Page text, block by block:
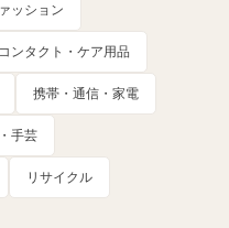
ッション
ンタクト・ケア用品
携帯・通信・家電
手芸
リサイクル